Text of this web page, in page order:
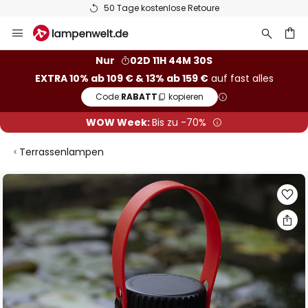
50 Tage kostenlose Retoure
Inhalt
Nur
02D 11H 44M 30S
EXTRA 10% ab 109 € & 13% ab 159 €auf fast alles
Code:RABATT kopieren
WOW Week:Bis zu -70%
Terrassenlampen
Zum
der
Bildgalerie
springen